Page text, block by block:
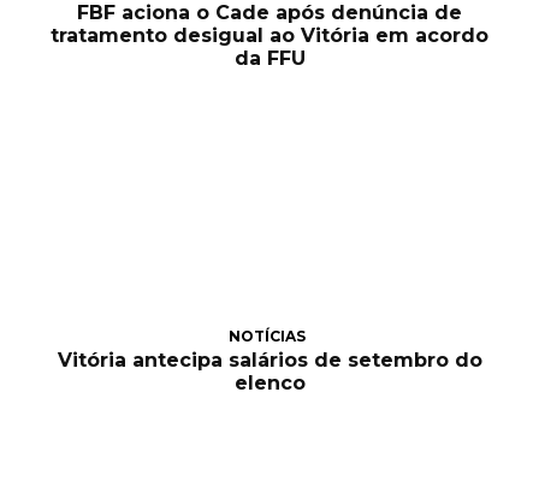
FBF aciona o Cade após denúncia de
tratamento desigual ao Vitória em acordo
da FFU
NOTÍCIAS
Vitória antecipa salários de setembro do
elenco